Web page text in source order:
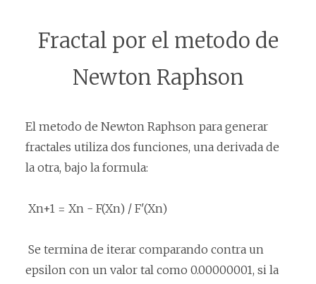
Fractal por el metodo de
Newton Raphson
El metodo de Newton Raphson para generar
fractales utiliza dos funciones, una derivada de
la otra, bajo la formula:
Xn+1 = Xn - F(Xn) / F'(Xn)
Se termina de iterar comparando contra un
epsilon con un valor tal como 0.00000001, si la